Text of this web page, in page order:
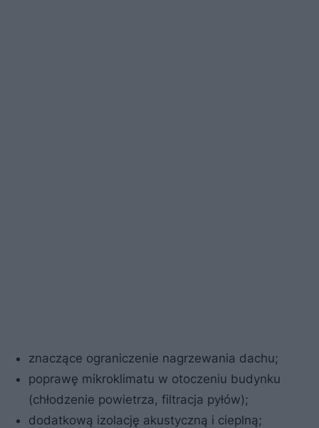
znaczące ograniczenie nagrzewania dachu;
poprawę mikroklimatu w otoczeniu budynku
(chłodzenie powietrza, filtracja pyłów);
dodatkową izolację akustyczną i cieplną;